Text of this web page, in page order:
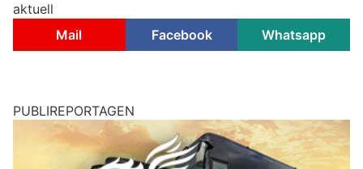
aktuell
Mail
Facebook Whatsapp
PUBLIREPORTAGEN